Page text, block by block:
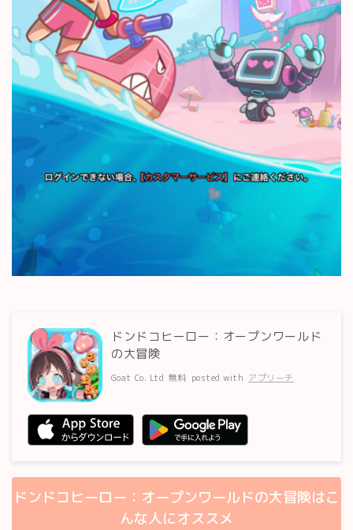
ドンドコヒーロー：オープンワールド
の大冒険
Goat Co. Ltd 無料 posted with アプリーチ
ドンドコヒーロー：オープンワールドの大冒険はこ
んな人にオススメ